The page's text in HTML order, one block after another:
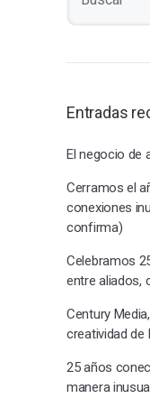
Entradas
El negocio de
Cerramos el
conexiones
confirma)
Celebramos
entre aliados,
Century
creatividad de
25 años
manera